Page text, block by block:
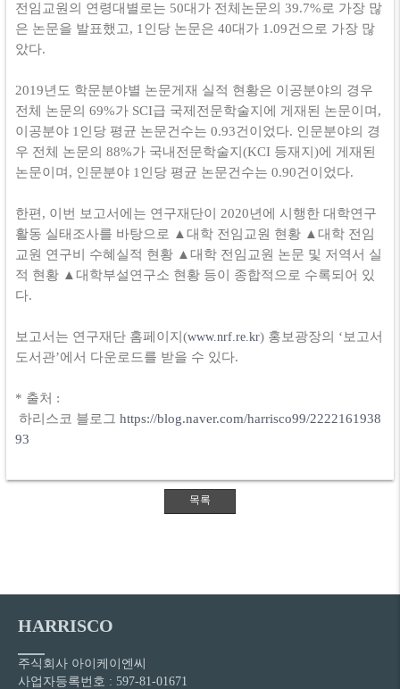
전임교원의 연령대별로는 50대가 전체논문의 39.7%로 가장 많
은 논문을 발표했고, 1인당 논문은 40대가 1.09건으로 가장 많
았다.
2019년도 학문분야별 논문게재 실적 현황은 이공분야의 경우
전체 논문의 69%가 SCI급 국제전문학술지에 게재된 논문이며,
이공분야 1인당 평균 논문건수는 0.93건이었다. 인문분야의 경
우 전체 논문의 88%가 국내전문학술지(KCI 등재지)에 게재된
논문이며, 인문분야 1인당 평균 논문건수는 0.90건이었다.
한편, 이번 보고서에는 연구재단이 2020년에 시행한 대학연구
활동 실태조사를 바탕으로 ▲대학 전임교원 현황 ▲대학 전임
교원 연구비 수혜실적 현황 ▲대학 전임교원 논문 및 저역서 실
적 현황 ▲대학부설연구소 현황 등이 종합적으로 수록되어 있
다.
보고서는 연구재단 홈페이지(www.nrf.re.kr) 홍보광장의 ‘보고서
도서관’에서 다운로드를 받을 수 있다.
* 출처 :
하리스코 블로그 https://blog.naver.com/harrisco99/2222161938
93
HARRISCO
주식회사 아이케이엔씨
사업자등록번호 : 597-81-01671